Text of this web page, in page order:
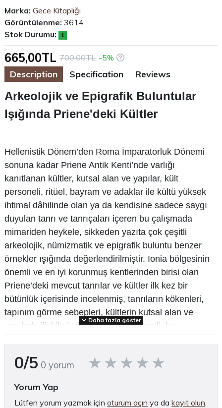
Description Specification Reviews
Arkeolojik ve Epigrafik Buluntular
lşığında Priene'deki Kültler
Hellenistik Dönem’den Roma İmparatorluk Dönemi
sonuna kadar Priene Antik Kenti’nde varlığı
kanıtlanan kültler, kutsal alan ve yapılar, kült
personeli, ritüel, bayram ve adaklar ile kültü yüksek
ihtimal dâhilinde olan ya da kendisine sadece saygı
duyulan tanrı ve tanrıçaları içeren bu çalışmada
mimariden heykele, sikkeden yazıta çok çeşitli
arkeolojik, nümizmatik ve epigrafik buluntu benzer
örnekler ışığında değerlendirilmiştir. Ionia bölgesinin
önemli ve en iyi korunmuş kentlerinden birisi olan
Priene’deki mevcut tanrılar ve kültler ilk kez bir
bütünlük içerisinde incelenmiş, tanrıların kökenleri,
tapınım görme sebepleri, kültlerin kutsal alan ve
yapılarla ilişkileri, ritüeller, kült personeli, bu
Kahraman, Kral ve İmparator Kültüne dair bulgular da
çeşitli arkeolojik ve nümizmatik malzeme, Hellenistik
ve Roma Dönemi’nde kentin Ionia bölgesindeki diğer
Daha fazla göster
Marka: Gece Kitaplığı
Görüntülenme: 3614
Stok Durumu:
1
665,00TL 700,00TL -5%
0/5 0 yorum
Yorum Yap
Lütfen yorum yazmak içinoturum açın ya dakayıt olun.